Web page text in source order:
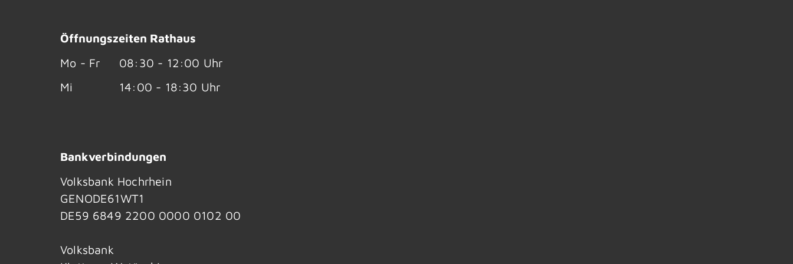
Öffnungszeiten Rathaus
Mo - Fr
08:30 - 12:00 Uhr
Mi
14:00 - 18:30 Uhr
Bankverbindungen
Volksbank Hochrhein
GENODE61WT1
DE59 6849 2200 0000 0102 00
Volksbank